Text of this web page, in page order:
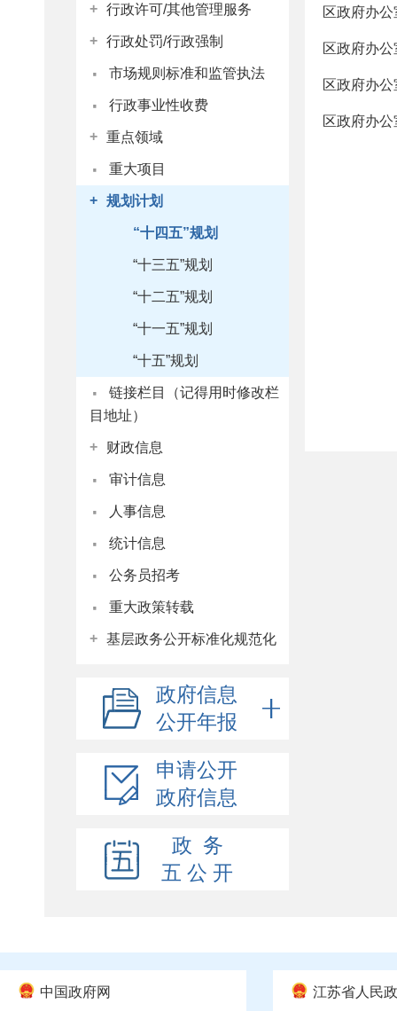
+ 行政许可/其他管理服务
+ 行政处罚/行政强制
· 市场规则标准和监管执法
· 行政事业性收费
+ 重点领域
· 重大项目
+ 规划计划
“十四五”规划
“十三五”规划
“十二五”规划
“十一五”规划
“十五”规划
·
链接栏目（记得用时修改栏
目地址）
+ 财政信息
· 审计信息
· 人事信息
· 统计信息
· 公务员招考
· 重大政策转载
+ 基层政务公开标准化规范化
政府信息
公开年报
申请公开
政府信息
政 务
五 公 开
区政府办
区政府办
区政府办
区政府办
中国政府网 江苏省人民